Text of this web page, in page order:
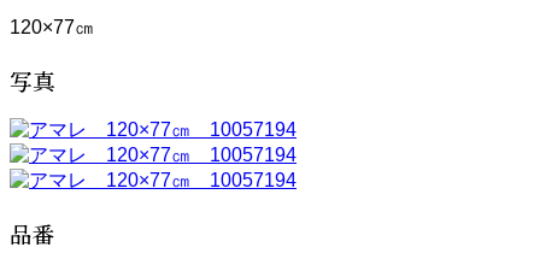
120×77㎝
写真
品番